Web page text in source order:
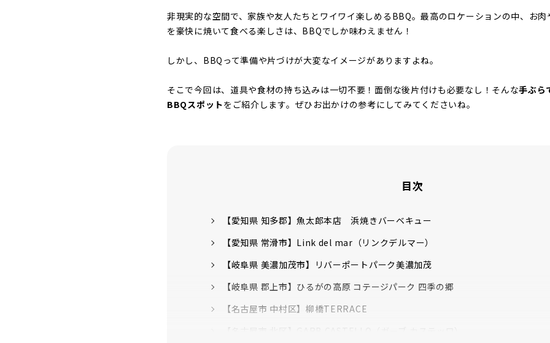
非現実的な空間で、家族や友人たちとワイワイ楽しめるBBQ。最高のロケーションの中、お
を豪快に焼いて食べる楽しさは、BBQでしか味わえません！
しかし、BBQって準備や片づけが大変なイメージがありますよね。
そこで今回は、道具や食材の持ち込みは一切不要！面倒な後片付けも必要なし！そんな手ぶら
BBQスポットをご紹介します。ぜひお出かけの参考にしてみてくださいね。
目次
【愛知県 知多郡】魚太郎本店 浜焼きバーベキュー
【愛知県 常滑市】Link del mar（リンクデルマー）
【岐阜県 美濃加茂市】リバーポートパーク美濃加茂
【岐阜県 郡上市】ひるがの高原 コテージパーク 四季の郷
【名古屋市 中村区】柳橋TERRACE